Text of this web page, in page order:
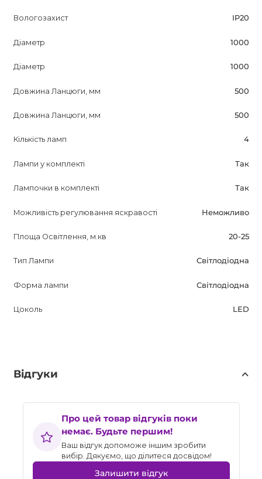
Вологозахист IP20
Діаметр 1000
Діаметр 1000
Довжина Ланцюги, мм 500
Довжина Ланцюги, мм 500
Кількість ламп 4
Лампи у комплекті Так
Лампочки в комплекті Так
Можливість регулювання яскравості Неможливо
Площа Освітлення, м.кв 20-25
Тип Лампи Світлодіодна
Форма лампи Світлодіодна
Цоколь LED
Відгуки
Про цей товар відгуків поки
немає. Будьте першим!
Ваш відгук допоможе іншим зробити
вибір. Дякуємо, що ділитеся досвідом!
Залишити відгук